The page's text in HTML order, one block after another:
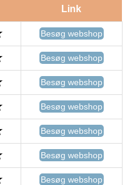
Link
Besøg webshop
Besøg webshop
Besøg webshop
Besøg webshop
Besøg webshop
Besøg webshop
Besøg webshop